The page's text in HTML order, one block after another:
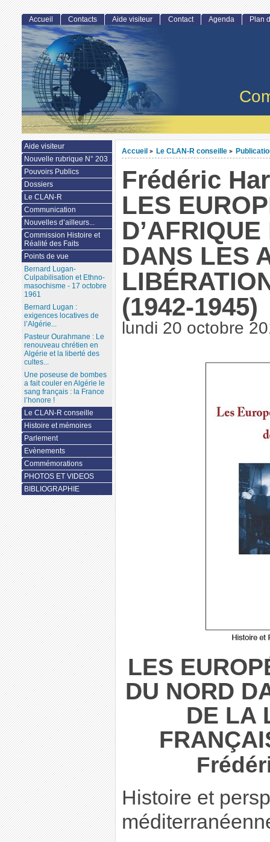
Accueil > Le CLAN-R conseille >
Frédéric
LES
DANS LES
(1942-1945)
lundi 20 octobre
LES
DU NORD
DE LA
Histoire et
Accueil Contacts Aide visiteur Contact Agenda Plan
Aide visiteur
Nouvelle rubrique N° 203
Pouvoirs Publics
Dossiers
Le CLAN-R
Communication
Nouvelles d’ailleurs...
Commission Histoire et
Réalité des Faits
Points de vue
Bernard Lugan-
Culpabilisation et Ethno-
masochisme - 17 octobre
1961
Bernard Lugan :
exigences locatives de
l’Algérie...
Pasteur Ourahmane : Le
renouveau chrétien en
Algérie et la liberté des
cultes...
Une poseuse de bombes
a fait couler en Algérie le
sang français : la France
l’honore !
Le CLAN-R conseille
Histoire et mémoires
Parlement
Evènements
Commémorations
PHOTOS ET VIDEOS
BIBLIOGRAPHIE